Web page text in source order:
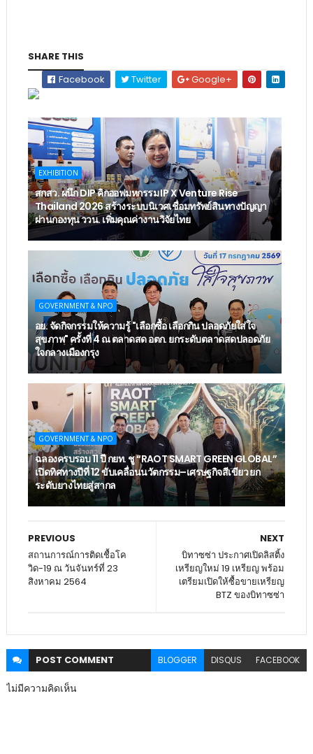
SHARE THIS
Facebook
Twitter Google+
EXHIBITION
สกสว. ผนึก DIP คิกออฟมหกรรม IP X Venture Rise
Thailand 2026 สร้างระบบนิเวศเชื่อมทรัพย์สินทางปัญญา
ผ่านกองทุน ววน. เพิ่มคุณค่างานวิจัยไทย
GOVERNMENT & NPO
อย. จัดกิจกรรมให้ความรู้ "เลือกซื้อ เลือกกิน ปลอดภัยใส่ใจ
สุขภาพ" ครั้งที่ 4 ณ ตลาดสด อตก. ยกระดับตลาดสดปลอดภัย
ใจกลางเมืองกรุง
GOVERNMENT & NPO
ฉลองครบรอบ 11 ปี กยท. ชู “RAOT SMART GREEN GLOBAL”
เปิดทิศทางปีที่ 12 ขับเคลื่อนนวัตกรรม–เศรษฐกิจสีเขียว ยก
ระดับยางไทยสู่สากล
NEXT
บิทาซซ่า ประกาศเปิดลิสติ้ง
เหรียญใหม่ 19 เหรียญ พร้อม
เตรียมเปิดให้ซื้อขายเหรียญ
BTZ ของบิทาซซ่า
PREVIOUS
สถานการณ์การติดเชื้อโค
วิด-19 ณ วันจันทร์ที่ 23
สิงหาคม 2564
POST COMMENT BLOGGER DISQUS FACEBOOK
ไม่มีความคิดเห็น